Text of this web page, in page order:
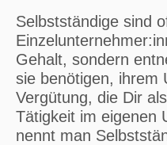
Selbstständige sind
Gehalt, sondern
sie benötigen, ihrem
Vergütung, die Dir
Tätigkeit im eigenen
nennt man